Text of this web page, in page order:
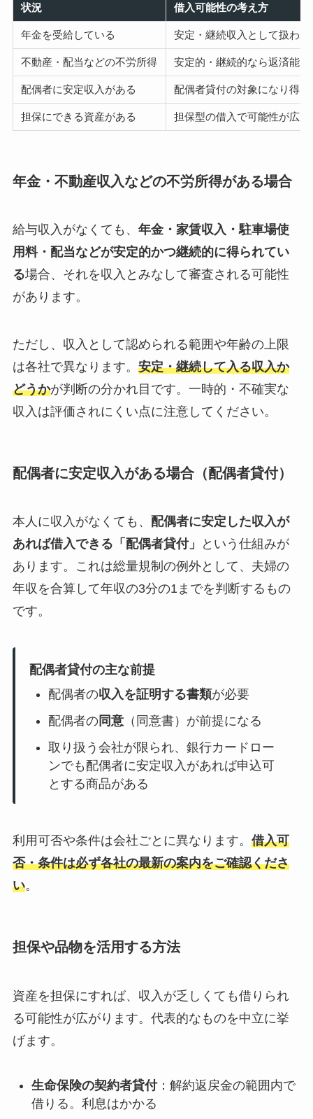
状況 借入可能性の考え方
年金を受給している 安定・継続収入として扱わ
不動産・配当などの不労所得 安定的・継続的なら返済能
配偶者に安定収入がある 配偶者貸付の対象になり得る
担保にできる資産がある 担保型の借入で可能性が広が
年金・不動産収入などの不労所得がある場合
給与収入がなくても、 年金・家賃収入・駐車場使
用料・配当などが安定的かつ継続的に得られてい
る場合、それを収入とみなして審査される可能性
があります。
ただし、収入として認められる範囲や年齢の上限
は各社で異なります。 安定・継続して入る収入か
どうかが判断の分かれ目です。一時的・不確実な
収入は評価されにくい点に注意してください。
配偶者に安定収入がある場合（配偶者貸付）
本人に収入がなくても、 配偶者に安定した収入が
あれば借入できる「配偶者貸付」
という仕組みが
あります。これは総量規制の例外として、夫婦の
年収を合算して年収の3分の1までを判断するもの
です。
配偶者貸付の主な前提
配偶者の収入を証明する書類が必要
配偶者の同意（同意書）が前提になる
取り扱う会社が限られ、銀行カードロー
ンでも配偶者に安定収入があれば申込可
とする商品がある
利用可否や条件は会社ごとに異なります。 借入可
否・条件は必ず各社の最新の案内をご確認くださ
い。
担保や品物を活用する方法
資産を担保にすれば、収入が乏しくても借りられ
る可能性が広がります。代表的なものを中立に挙
げます。
生命保険の契約者貸付：解約返戻金の範囲内で
借りる。利息はかかる